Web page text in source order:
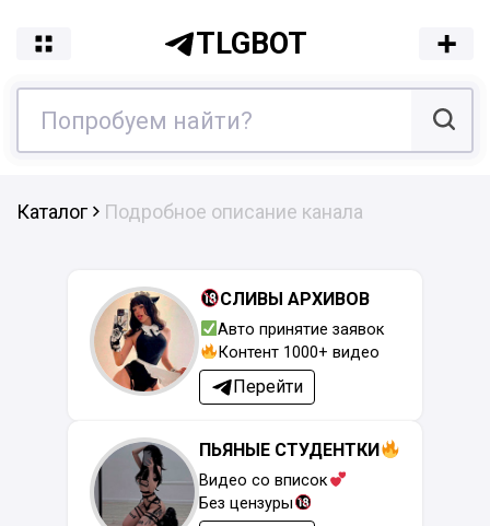
TLGBOT
Каталог Подробное описание канала
СЛИВЫ АРХИВОВ
Авто принятие заявок
Контент 1000+ видео
Перейти
ПЬЯНЫЕ СТУДЕНТКИ
Видео со вписок
Без цензуры